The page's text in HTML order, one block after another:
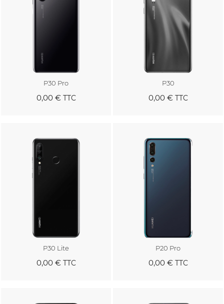
P30 Pro
0,00 €TTC
P30
0,00 €TTC
P30 Lite
0,00 €TTC
P20 Pro
0,00 €TTC